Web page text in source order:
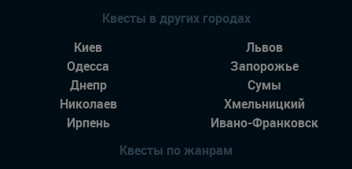
Квесты в других городах
Киев
Львов
Одесса
Запорожье
Днепр
Сумы
Николаев
Хмельницкий
Ирпень
Ивано-Франковск
Квесты по жанрам